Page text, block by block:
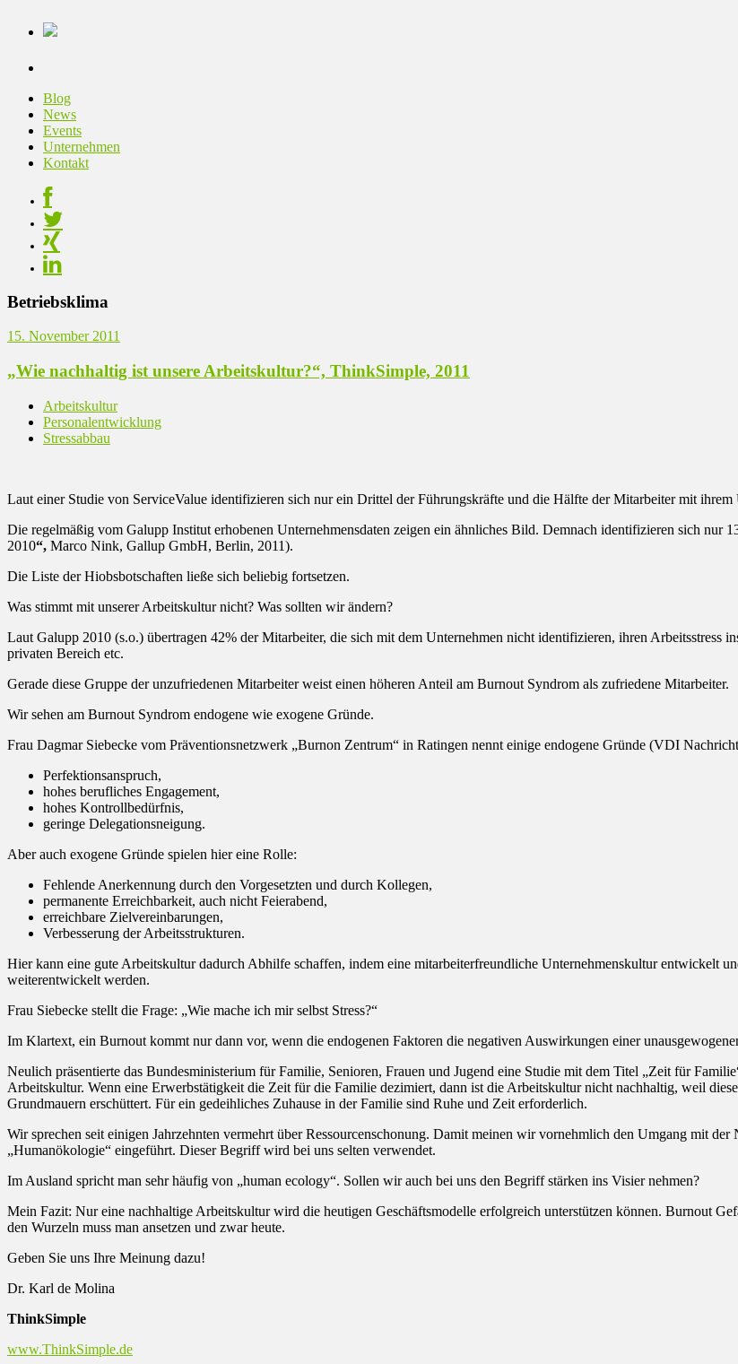
Blog
News
Events
Unternehmen
Kontakt
Betriebsklima
15. November 2011
„Wie nachhaltig ist unsere Arbeitskultur?“, ThinkSimple, 2011
Arbeitskultur
Personalentwicklung
Stressabbau
Laut einer Studie von ServiceValue identifizieren sich nur ein Drittel der Führungskräfte und die Hälfte der Mitarbeiter mit
Die regelmäßig vom Galupp Institut erhobenen Unternehmensdaten zeigen ein ähnliches Bild. Demnach identifizieren sich nur
2010“, Marco Nink, Gallup GmbH, Berlin, 2011).
Die Liste der Hiobsbotschaften ließe sich beliebig fortsetzen.
Was stimmt mit unserer Arbeitskultur nicht? Was sollten wir ändern?
Laut Galupp 2010 (s.o.) übertragen 42% der Mitarbeiter, die sich mit dem Unternehmen nicht identifizieren, ihren
privaten Bereich etc.
Gerade diese Gruppe der unzufriedenen Mitarbeiter weist einen höheren Anteil am Burnout Syndrom als zufriedene Mitarbeiter.
Wir sehen am Burnout Syndrom endogene wie exogene Gründe.
Frau Dagmar Siebecke vom Präventionsnetzwerk „Burnon Zentrum“ in Ratingen nennt einige endogene Gründe (VDI
Perfektionsanspruch,
hohes berufliches Engagement,
hohes Kontrollbedürfnis,
geringe Delegationsneigung.
Aber auch exogene Gründe spielen hier eine Rolle:
Fehlende Anerkennung durch den Vorgesetzten und durch Kollegen,
permanente Erreichbarkeit, auch nicht Feierabend,
erreichbare Zielvereinbarungen,
Verbesserung der Arbeitsstrukturen.
Hier kann eine gute Arbeitskultur dadurch Abhilfe schaffen, indem eine mitarbeiterfreundliche Unternehmenskultur entwickelt
weiterentwickelt werden.
Frau Siebecke stellt die Frage: „Wie mache ich mir selbst Stress?“
Im Klartext, ein Burnout kommt nur dann vor, wenn die endogenen Faktoren die negativen Auswirkungen einer
Neulich präsentierte das Bundesministerium für Familie, Senioren, Frauen und Jugend eine Studie mit dem Titel „Zeit für
Arbeitskultur. Wenn eine Erwerbstätigkeit die Zeit für die Familie dezimiert, dann ist die Arbeitskultur nicht nachhaltig, weil
Grundmauern erschüttert. Für ein gedeihliches Zuhause in der Familie sind Ruhe und Zeit erforderlich.
Wir sprechen seit einigen Jahrzehnten vermehrt über Ressourcenschonung. Damit meinen wir vornehmlich den Umgang mit
„Humanökologie“ eingeführt. Dieser Begriff wird bei uns selten verwendet.
Im Ausland spricht man sehr häufig von „human ecology“. Sollen wir auch bei uns den Begriff stärken ins Visier nehmen?
Mein Fazit: Nur eine nachhaltige Arbeitskultur wird die heutigen Geschäftsmodelle erfolgreich unterstützen können. Burnout
den Wurzeln muss man ansetzen und zwar heute.
Geben Sie uns Ihre Meinung dazu!
Dr. Karl de Molina
ThinkSimple
www.ThinkSimple.de